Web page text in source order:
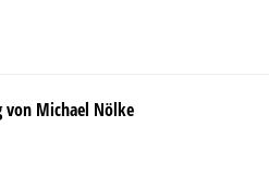
von Michael Nölke